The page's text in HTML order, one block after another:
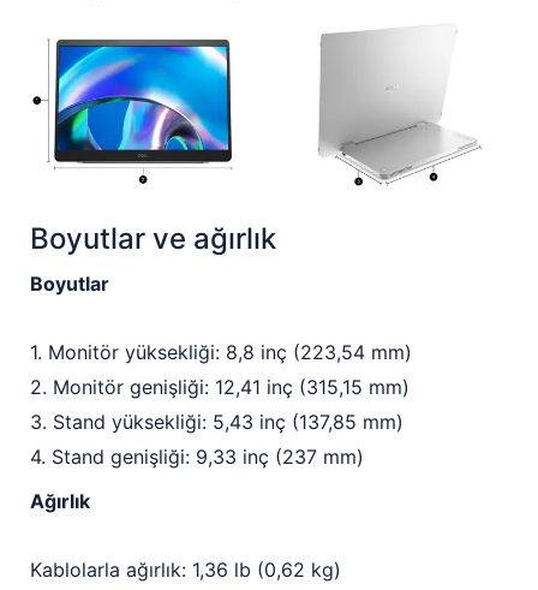
Boyutlar ve ağırlık
Boyutlar
1. Monitör yüksekliği: 8,8 inç (223,54 mm)
2. Monitör genişliği: 12,41 inç (315,15 mm)
3. Stand yüksekliği: 5,43 inç (137,85 mm)
4. Stand genişliği: 9,33 inç (237 mm)
Ağırlık
Kablolarla ağırlık: 1,36 lb (0,62 kg)